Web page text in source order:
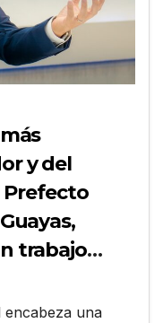
y del
Prefecto
trabajo
encabeza una